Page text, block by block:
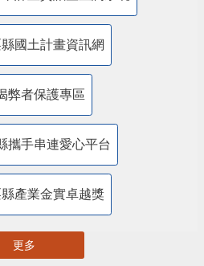
計畫資訊暨查詢系統
國土計畫資訊網
弊者保護專區
攜手串連愛心平台
產業金實卓越獎